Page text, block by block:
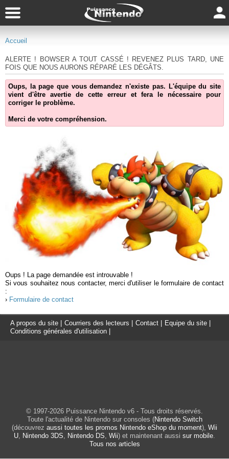
Accueil
ALERTE ! BOWSER A TOUT CASSÉ ! REVENEZ PLUS TARD, UNE
FOIS QUE NOUS AURONS RÉPARÉ LES DÉGÂTS.
Oups, la page que vous demandez n'existe pas. L'équipe du site
vient d'être avertie de cette erreur et fera le nécessaire pour
corriger le problème.
Merci de votre compréhension.
Oups ! La page demandée est introuvable !
Si vous souhaitez nous contacter, merci d'utiliser le formulaire de contact
:
› Formulaire de contact
A propos du site Courriers des lecteurs Contact Equipe du site
Conditions générales d'utilisation
© 1997-2026 Puissance Nintendo v6 - Tous droits réservés.
Toute l'actualité de Nintendo sur consoles (Nintendo Switch
(découvrez aussi toutes les promos Nintendo eShop du moment), Wii
U
Nintendo 3DS Nintendo DS Wii) et maintenant aussi sur mobile
Tous nos articles